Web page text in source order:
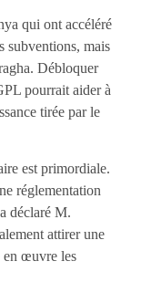
qui ont accéléré
subventions, mais
Débloquer
pourrait aider à
tirée par le
est primordiale.
réglementation
déclaré M.
attirer une
en œuvre les